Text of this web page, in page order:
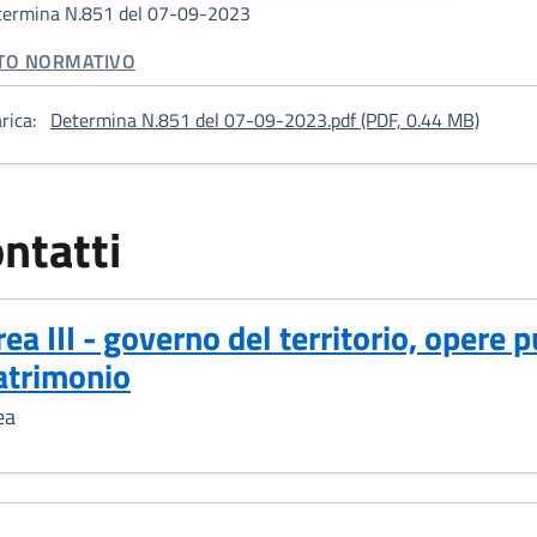
N.851 del 07-09-2023
CORRELATA:
NORMATIVO
Determina N.851 del 07-09-2023.pdf (PDF, 0.44 MB):
III - governo del territorio, opere